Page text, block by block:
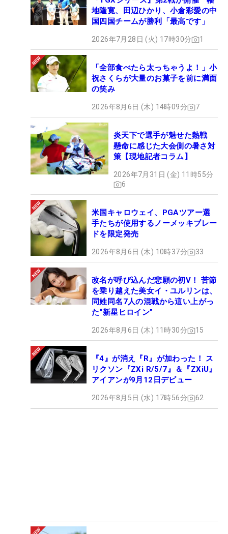
地隆寛、田辺ひかり、小倉彩愛の中
国四国チームが勝利「最高です」
2026年7月28日 (火) 17時30分 1
「全部食べたら太っちゃうよ！」小
祝さくらが大量のお菓子を前に満面
の笑み
2026年8月6日 (木) 14時09分 7
炎天下で選手が魅せた熱戦
懸命に感じた大会側の暑さ対
策【現地記者コラム】
2026年7月31日 (金) 11時55分
6
米国キャロウェイ、PGAツアー選
手たちが使用するノーメッキブレー
ドを限定発売
2026年8月6日 (木) 10時37分 33
改名が呼び込んだ悲願の初V！ 苦節
を乗り越えた美女イ・ユルリンは、
同姓同名7人の混戦から這い上がっ
た“新星ヒロイン”
2026年8月6日 (木) 11時30分 15
『4』が消え『R』が加わった！ ス
リクソン『ZXi R/5/7』＆『ZXiU』
アイアンが9月12日デビュー
2026年8月5日 (水) 17時56分 62